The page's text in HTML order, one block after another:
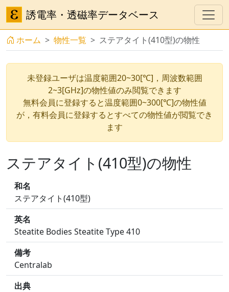
誘電率・透磁率データベース
ホーム 物性一覧 ステアタイト(410型)の物性
未登録ユーザは温度範囲20~30[℃]，周波数範囲
2~3[GHz]の物性値のみ閲覧できます
無料会員に登録すると温度範囲0~300[℃]の物性値
が，有料会員に登録するとすべての物性値が閲覧でき
ます
ステアタイト(410型)の物性
和名
ステアタイト(410型)
英名
Steatite Bodies Steatite Type 410
備考
Centralab
出典